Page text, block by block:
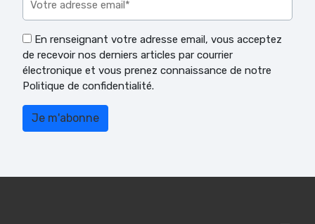
En renseignant votre adresse email, vous acceptez
de recevoir nos derniers articles par courrier
électronique et vous prenez connaissance de notre
Politique de confidentialité.